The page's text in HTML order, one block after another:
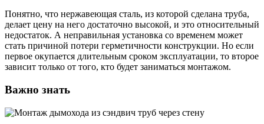
Понятно, что нержавеющая сталь, из которой сделана труба,
делает цену на него достаточно высокой, и это относительный
недостаток. А неправильная установка со временем может
стать причиной потери герметичности конструкции. Но если
первое окупается длительным сроком эксплуатации, то второе
зависит только от того, кто будет заниматься монтажом.
Важно знать